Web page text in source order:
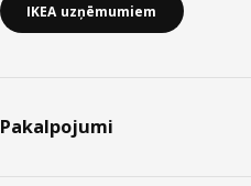
IKEA uzņēmumiem
Pakalpojumi